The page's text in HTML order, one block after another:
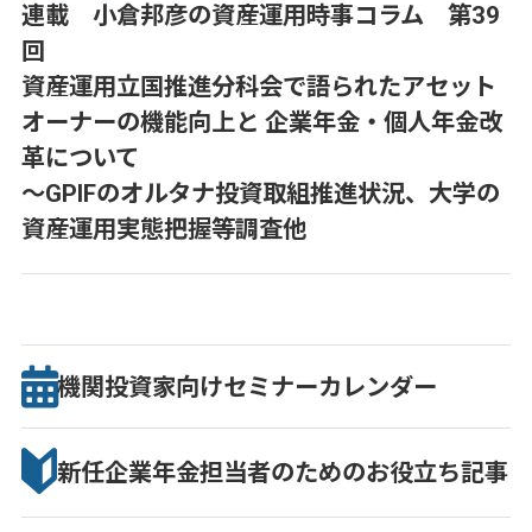
連載 小倉邦彦の資産運用時事コラム 第39
回
資産運用立国推進分科会で語られたアセット
オーナーの機能向上と 企業年金・個人年金改
革について
～GPIFのオルタナ投資取組推進状況、大学の
資産運用実態把握等調査他
機関投資家向けセミナーカレンダー
新任企業年金担当者のためのお役立ち記事